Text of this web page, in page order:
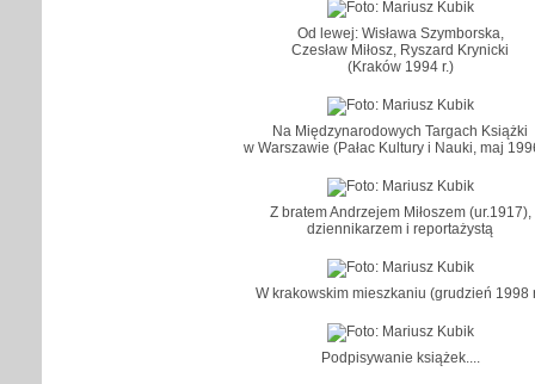
Od lewej: Wisława Szymborska,
Czesław Miłosz, Ryszard Krynicki
(Kraków 1994 r.)
Na Międzynarodowych Targach Książki
w Warszawie (Pałac Kultury i Nauki, maj
Z bratem Andrzejem Miłoszem (ur.1917),
dziennikarzem i reportażystą
W krakowskim mieszkaniu (grudzień 1998
Podpisywanie książek....